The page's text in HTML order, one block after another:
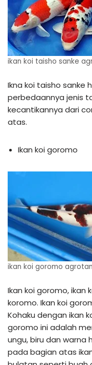
ikan koi taisho sanke
Ikna koi taisho sanke
perbedaannya jenis
kecantikannya dari
atas.
Ikan koi goromo
ikan koi goromo
Ikan koi goromo, ikan
koromo. Ikan koi
Kohaku dengan ikan
goromo ini adalah
ungu, biru dan
pada bagian atas